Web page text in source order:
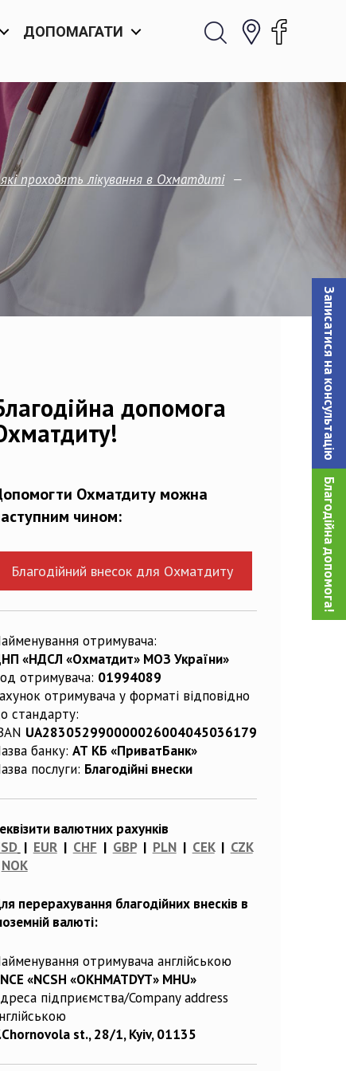
Записатися на консультацiю
Благодійна допомога!
ДОПОМАГАТИ
проходять лікування в Охматдиті —
допомога
Охматдиту можна
чином:
Благодійний внесок для Охматдиту
отримувача:
«НДСЛ «Охматдит» МОЗ України»
отримувача: 01994089
отримувача у форматі відповідно
стандарту:
UA283052990000026004045036179
банку: АТ КБ «ПриватБанк»
послуги: Благодійні внески
валютних рахунків
| EUR| CHF | GBP| PLN| CEK| CZK
NOK
перерахування благодійних внесків в
валюті:
отримувача англійською
«NCSH «OKHMATDYT» MHU»
підприємства/Company address
st., 28/1, Kyiv, 01135